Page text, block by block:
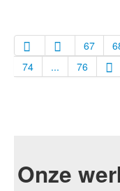
67
74
... 76
Onze